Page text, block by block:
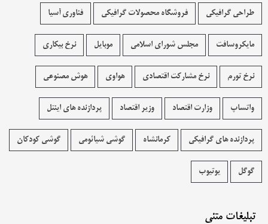
طراحی گرافیکی فروشگاه محصولات گرافيکی فناوری آسیا
مایکروسافت مجلس شورای اسلامی موبایل نرخ بیکاری
نرخ تورم نرخ مشارکت اقتصادی هواوی هوش مصنوعی
واتساپ وزارت اقتصاد وزیر اقتصاد پردازنده های اینتل
پردازنده های گرافیکی کرمانشاه گوشی شیائومی گوشی کودکان
گوگل یوتیوب
تبلیغات متنی